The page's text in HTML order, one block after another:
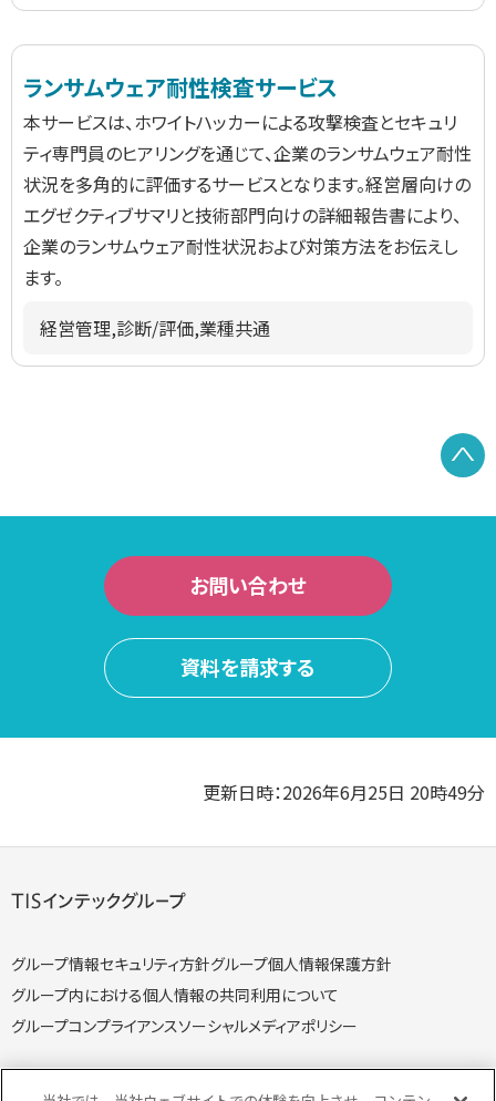
ランサムウェア耐性検査サービス
本サービスは、ホワイトハッカーによる攻撃検査とセキュリ
ティ専門員のヒアリングを通じて、企業のランサムウェア耐性
状況を多角的に評価するサービスとなります。経営層向けの
エグゼクティブサマリと技術部門向けの詳細報告書により、
企業のランサムウェア耐性状況および対策方法をお伝えし
ます。
経営管理,診断/評価,業種共通
お問い合わせ
資料を請求する
更新日時：2026年6月25日 20時49分
グループ情報セキュリティ方針グループ個人情報保護方針
グループ内における個人情報の共同利用について
グループコンプライアンスソーシャルメディアポリシー